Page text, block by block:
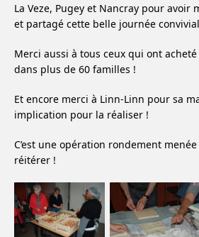
La Veze, Pugey et Nancray pour avoir
et partagé cette belle journée
Merci aussi à tous ceux qui ont
dans plus de 60 familles !
Et encore merci à Linn-Linn pour sa
implication pour la réaliser !
C’est une opération rondement
réitérer !